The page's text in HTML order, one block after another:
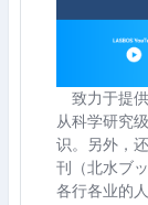
致力于提供
从科学研究
识。另外，
刊（北水ブ
各行各业的